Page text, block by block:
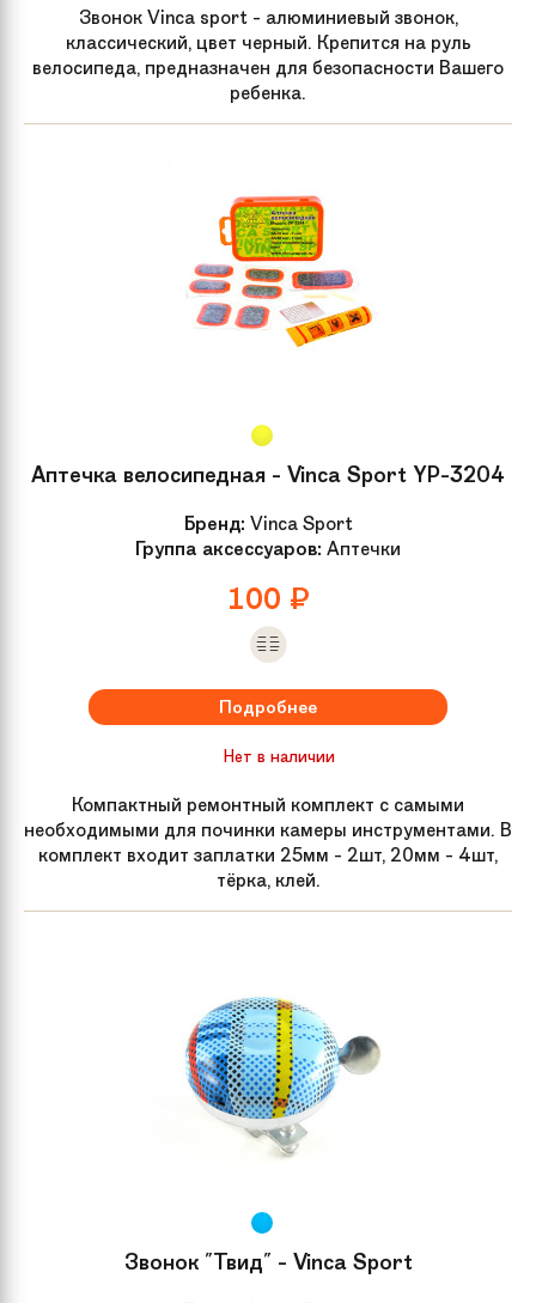
Звонок Vinca sport - алюминиевый звонок,
классический, цвет черный. Крепится на руль
велосипеда, предназначен для безопасности Вашего
ребенка.
Аптечка велосипедная - Vinca Sport YP-3204
Бренд: Vinca Sport
Группа аксессуаров: Аптечки
100 ₽
Подробнее
Нет в наличии
Компактный ремонтный комплект с самыми
необходимыми для починки камеры инструментами. В
комплект входит заплатки 25мм - 2шт, 20мм - 4шт,
тёрка, клей.
Звонок "Твид" - Vinca Sport